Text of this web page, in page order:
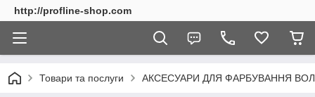
http://profline-shop.com
Товари та послуги АКСЕСУАРИ ДЛЯ ФАРБУВАННЯ